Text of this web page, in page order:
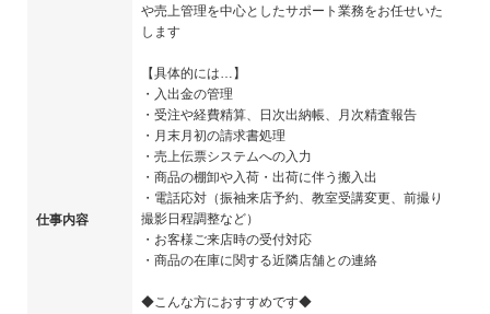
仕事内容
や売上管理を中心としたサポート業務をお任せいた
します
【具体的には…】
・入出金の管理
・受注や経費精算、日次出納帳、月次精査報告
・月末月初の請求書処理
・売上伝票システムへの入力
・商品の棚卸や入荷・出荷に伴う搬入出
・電話応対（振袖来店予約、教室受講変更、前撮り
撮影日程調整など）
・お客様ご来店時の受付対応
・商品の在庫に関する近隣店舗との連絡
◆こんな方におすすめです◆